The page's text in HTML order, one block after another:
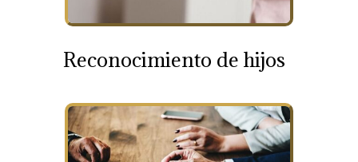
Reconocimiento de hijos